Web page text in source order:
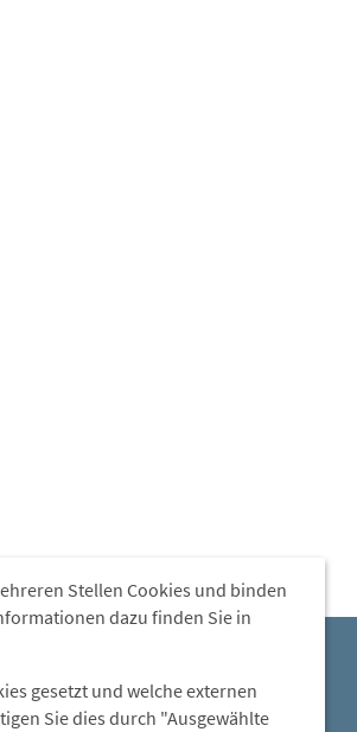
pestenacker@lra-
Stellen Cookies und binden
dazu finden Sie in
gesetzt und welche externen
Sie dies durch "Ausgewählte